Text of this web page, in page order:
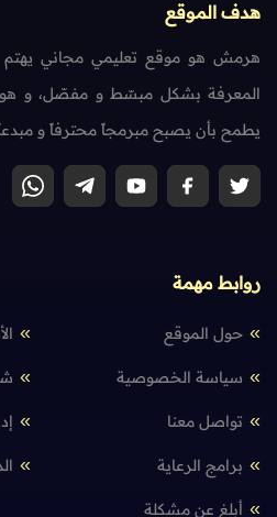
هدف الموقع
هرمش هو موقع تعليمي مجاني يهتم
المعرفة بشكل مبسّط و مفصّل، و
يطمح بأن يصبح مبرمجاً محترفاً و
روابط مهمة
حول الموقع
سياسة الخصوصية
تواصل معنا
برامج الرعاية
أبلغ عن مشكلة